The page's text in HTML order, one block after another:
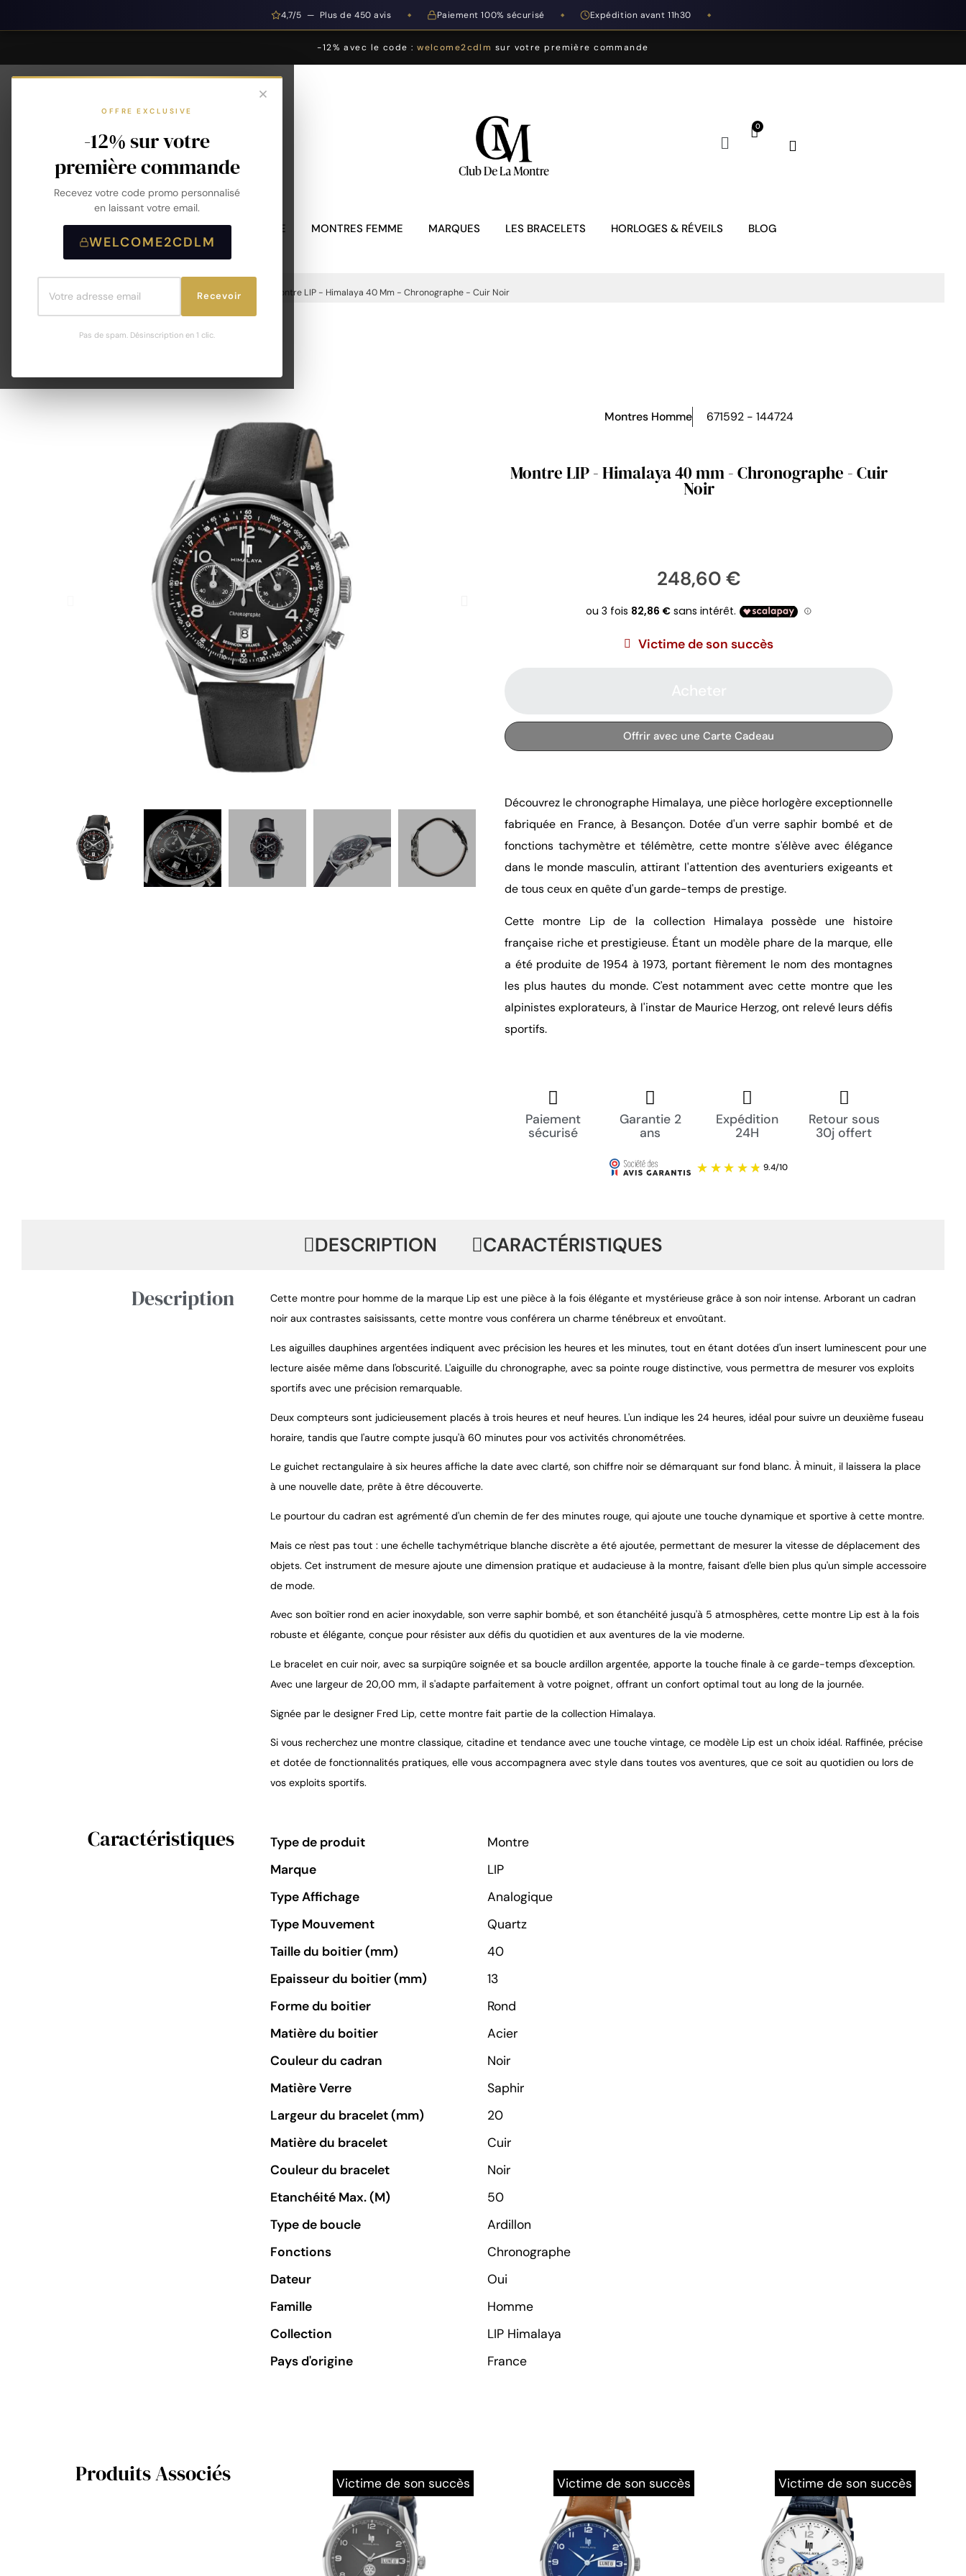
4,7/5 — Plus de 450 avis ◆ Paiement 100% sécurisé ◆ Expédition avant 11h30 ◆
-12% avec le code :welcome2cdlm sur votre première commande
OFFRE EXCLUSIVE
-12% sur votre
première commande
Recevez votre code promo personnalisé
en laissant votre email.
WELCOME2CDLM
Recevoir
Pas de spam. Désinscription en 1 clic.
MONTRES HOMME MONTRES FEMME MARQUES LES BRACELETS HORLOGES & RÉVEILS BLOG
Accueil Montres Montres Homme Montre LIP - Himalaya 40 Mm - Chronographe - Cuir Noir
Montres Homme 671592 - 144724
Montre LIP - Himalaya 40 mm - Chronographe - Cuir
Noir
248,60 €
Victime de son succès
Offrir avec une Carte Cadeau
Découvrez le chronographe Himalaya, une pièce horlogère exceptionnelle
fabriquée en France, à Besançon. Dotée d'un verre saphir bombé et de
fonctions tachymètre et télémètre, cette montre s'élève avec élégance
dans le monde masculin, attirant l'attention des aventuriers exigeants et
de tous ceux en quête d'un garde-temps de prestige.
Cette montre Lip de la collection Himalaya possède une histoire
française riche et prestigieuse. Étant un modèle phare de la marque, elle
a été produite de 1954 à 1973, portant fièrement le nom des montagnes
les plus hautes du monde. C'est notamment avec cette montre que les
alpinistes explorateurs, à l'instar de Maurice Herzog, ont relevé leurs défis
sportifs.
Paiement
sécurisé
Garantie 2
ans
Expédition
24H
Retour sous
30j offert
9.4/
DESCRIPTION CARACTÉRISTIQUES
Description
Cette montre pour homme de la marque Lip est une pièce à la fois élégante et mystérieuse grâce à son noir intense. Arborant un cadran
noir aux contrastes saisissants, cette montre vous conférera un charme ténébreux et envoûtant.
Les aiguilles dauphines argentées indiquent avec précision les heures et les minutes, tout en étant dotées d'un insert luminescent pour une
lecture aisée même dans l'obscurité. L'aiguille du chronographe, avec sa pointe rouge distinctive, vous permettra de mesurer vos exploits
sportifs avec une précision remarquable.
Deux compteurs sont judicieusement placés à trois heures et neuf heures. L'un indique les 24 heures, idéal pour suivre un deuxième fuseau
horaire, tandis que l'autre compte jusqu'à 60 minutes pour vos activités chronométrées.
Le guichet rectangulaire à six heures affiche la date avec clarté, son chiffre noir se démarquant sur fond blanc. À minuit, il laissera la place
à une nouvelle date, prête à être découverte.
Le pourtour du cadran est agrémenté d'un chemin de fer des minutes rouge, qui ajoute une touche dynamique et sportive à cette montre.
Mais ce n'est pas tout : une échelle tachymétrique blanche discrète a été ajoutée, permettant de mesurer la vitesse de déplacement des
objets. Cet instrument de mesure ajoute une dimension pratique et audacieuse à la montre, faisant d'elle bien plus qu'un simple accessoire
de mode.
Avec son boîtier rond en acier inoxydable, son verre saphir bombé, et son étanchéité jusqu'à 5 atmosphères, cette montre Lip est à la fois
robuste et élégante, conçue pour résister aux défis du quotidien et aux aventures de la vie moderne.
Le bracelet en cuir noir, avec sa surpiqûre soignée et sa boucle ardillon argentée, apporte la touche finale à ce garde-temps d'exception.
Avec une largeur de 20,00 mm, il s'adapte parfaitement à votre poignet, offrant un confort optimal tout au long de la journée.
Signée par le designer Fred Lip, cette montre fait partie de la collection Himalaya.
Si vous recherchez une montre classique, citadine et tendance avec une touche vintage, ce modèle Lip est un choix idéal. Raffinée, précise
et dotée de fonctionnalités pratiques, elle vous accompagnera avec style dans toutes vos aventures, que ce soit au quotidien ou lors de
vos exploits sportifs.
Caractéristiques Type de produit
Montre
Marque
LIP
Type Affichage
Analogique
Type Mouvement
Quartz
Taille du boitier (mm)
40
Epaisseur du boitier (mm)
13
Forme du boitier
Rond
Matière du boitier
Acier
Couleur du cadran
Noir
Matière Verre
Saphir
Largeur du bracelet (mm)
20
Matière du bracelet
Cuir
Couleur du bracelet
Noir
Etanchéité Max. (M)
50
Type de boucle
Ardillon
Fonctions
Chronographe
Dateur
Oui
Famille
Homme
Collection
LIP Himalaya
Pays d'origine
France
Produits Associés Victime de son succès Victime de son succès Victime de son succès